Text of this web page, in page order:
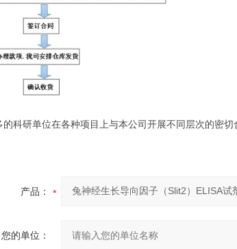
的科研单位在各种项目上与本公司开展不同层次的密
产品：
您的单位：